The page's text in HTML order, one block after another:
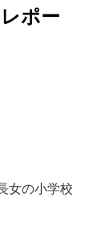
ポー
女の小学校